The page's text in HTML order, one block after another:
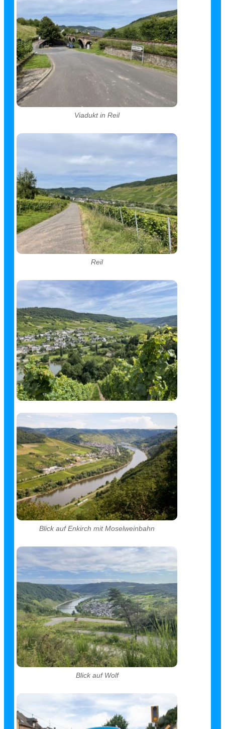
Viadukt in Reil
Reil
Blick auf Enkirch mit Moselweinbahn
Blick auf Wolf